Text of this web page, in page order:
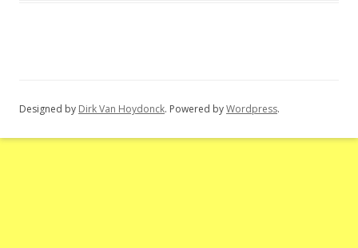
Designed by Dirk Van Hoydonck. Powered byWordpress.